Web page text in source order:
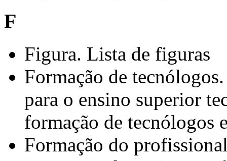
F
Figura. Lista de figuras
Formação de
para o ensino superior
formação de tecnólogos
Formação do